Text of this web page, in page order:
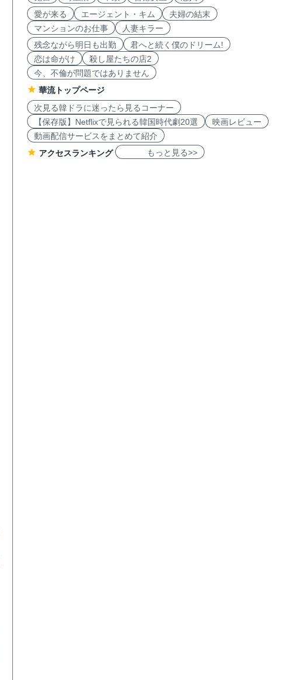
愛が来る
エージェント・キム
夫婦の結末
マンションのお仕事
人妻キラー
残念ながら明日も出勤
君へと続く僕のドリーム!
恋は命がけ
殺し屋たちの店2
今、不倫が問題ではありません
華流トップページ
次見る韓ドラに迷ったら見るコーナー
【保存版】Netflixで見られる韓国時代劇20選
映画レビュー
動画配信サービスをまとめて紹介
アクセスランキング
もっと見る>>